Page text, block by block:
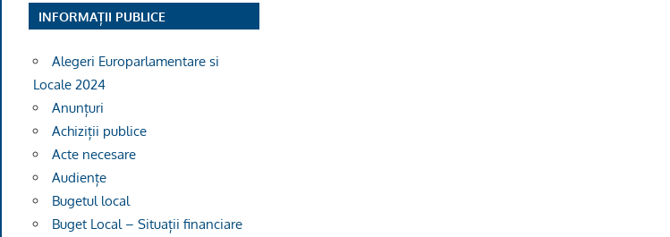
INFORMAȚII PUBLICE
Alegeri Europarlamentare si
Locale 2024
Anunțuri
Achiziții publice
Acte necesare
Audiențe
Bugetul local
Buget Local – Situații financiare